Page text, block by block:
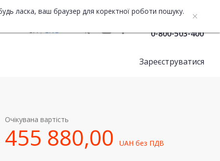
ласка, ваш браузер для коректної роботи пошуку.
UA ENG 0-800-503-400
Зареєструватися
Очікувана вартість
455 880,00UAHбез ПДВ